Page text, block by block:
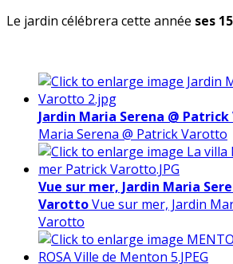
Le jardin célébrera cette année ses
Jardin Maria Serena @
Maria Serena @ Patrick Varotto
Vue sur mer, Jardin Maria
VarottoVue sur mer, Jardin
Varotto